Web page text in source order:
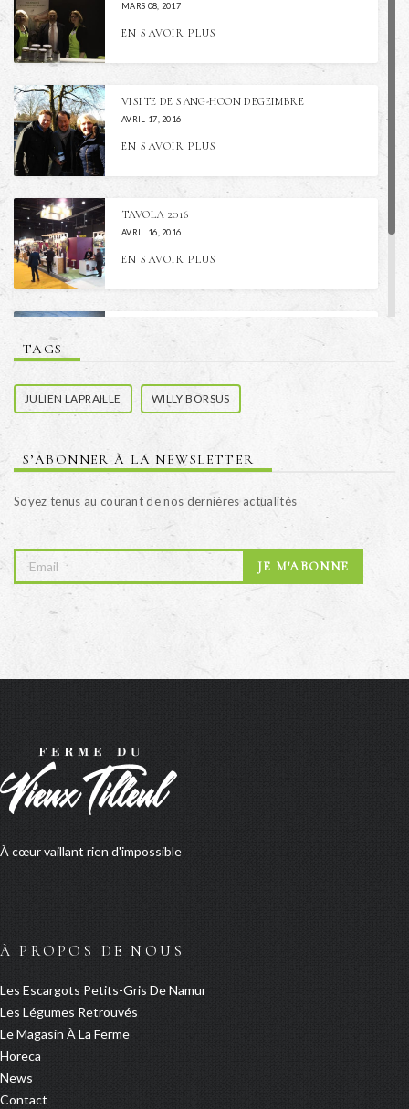
MARS 08, 2017
EN SAVOIR PLUS
VISITE DE SANG-HOON DEGEIMBRE
AVRIL 17, 2016
EN SAVOIR PLUS
TAVOLA 2016
AVRIL 16, 2016
EN SAVOIR PLUS
TAGS
JULIEN LAPRAILLE WILLY BORSUS
S’ABONNER À LA NEWSLETTER
Soyez tenus au courant de nos dernières actualités
À cœur vaillant rien d'impossible
À PROPOS DE NOUS
Les Escargots Petits-Gris De Namur
Les Légumes Retrouvés
Le Magasin À La Ferme
Horeca
News
Contact